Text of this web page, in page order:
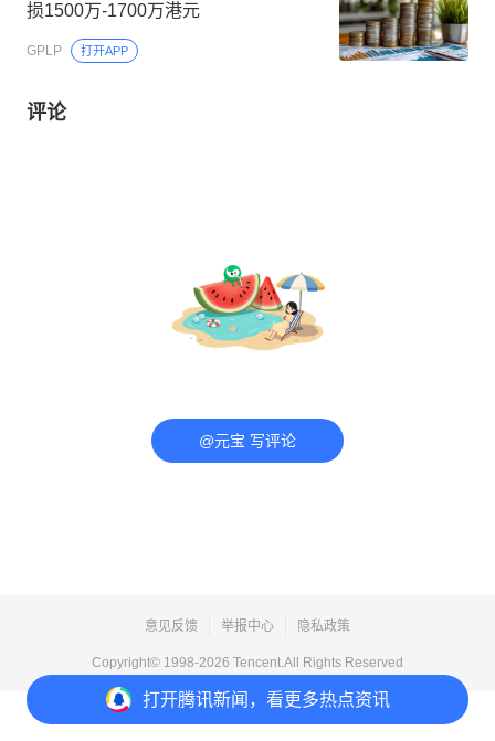
打开腾讯新闻，看更多热点资讯
损1500万-1700万港元
GPLP 打开APP
评论
@元宝 写评论
意见反馈 举报中心 隐私政策
Copyright© 1998-2026 Tencent.All Rights Reserved